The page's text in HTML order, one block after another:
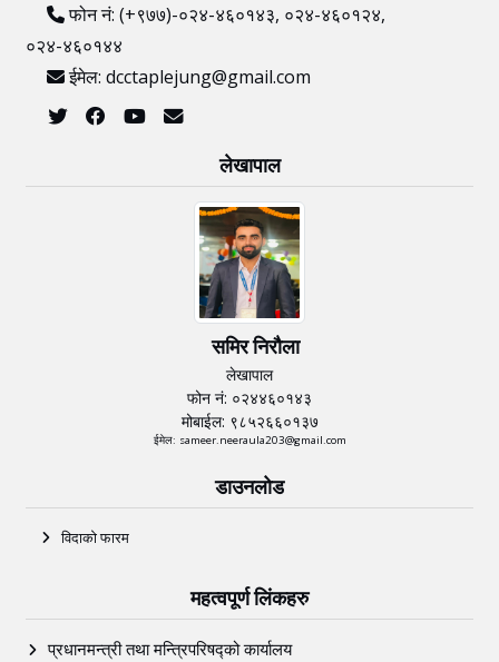
फोन नं: (+९७७)-०२४-४६०१४३, ०२४-४६०१२४,
०२४-४६०१४४
ईमेल: dcctaplejung@gmail.com
लेखापाल
समिर निरौला
लेखापाल
फोन नं: ०२४४६०१४३
मोबाईल: ९८५२६६०१३७
ईमेल: sameer.neeraula203@gmail.com
डाउनलोड
विदाको फारम
महत्वपूर्ण लिंकहरु
प्रधानमन्त्री तथा मन्त्रिपरिषद्को कार्यालय